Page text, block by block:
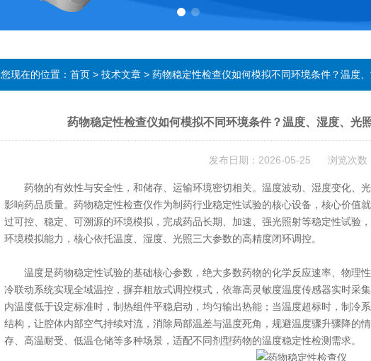
您现在的位置： 首页 > 技术文章 > 药物稳定性检查仪如何模拟不同环境条件？温度
药物稳定性检查仪如何模拟不同环境条件？温度、湿度、光
发布日期：2026-05-25 浏览次数
药物的有效性与安全性，和储存、运输环境密切相关。温度波动、湿度变化、
影响药品质量。药物稳定性检查仪作为制药行业稳定性试验的核心设备，核心价值
过可控、稳定、可溯源的环境模拟，完成药品长期、加速、强光照射等稳定性试验
环境模拟能力，核心依托温度、湿度、光照三大参数的高精度闭环调控。
温度是药物稳定性试验的基础核心参数，绝大多数药物的化学反应速率、物理
冷联动系统实现全域温控，摒弃粗放式调控模式，依靠高灵敏度温度传感器实时采
内温度低于设定标准时，制热组件平稳启动，均匀输出热能；当温度超标时，制冷
结构，让腔体内部空气持续对流，消除局部温差与温度死角，规避温度骤升骤降的
存、高温耐受、低温仓储等多种场景，适配不同剂型药物的温度稳定性检测需求。